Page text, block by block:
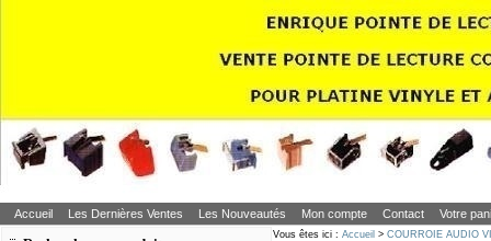
Accueil Les Dernières Ventes Les Nouveautés Mon compte Contact Votre
Vous êtes ici : Accueil > COURROIE AUDIO